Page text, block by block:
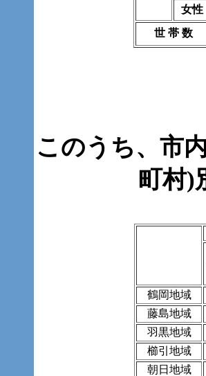
女性
世 帯 数
このうち、市
町村)
鶴岡地域
藤島地域
羽黒地域
櫛引地域
朝日地域